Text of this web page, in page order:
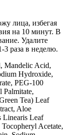
лица, избегая
на 10 минут. В
Удалите
3 раза в неделю.
Mandelic Acid,
Hydroxide,
PEG-100
Palmitate,
Tea) Leaf
Aloe
Linearis Leaf
Acetate,